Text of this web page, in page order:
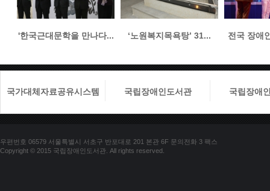
'한국근대문학을 만나다... ‘노원복지목욕탕’ 31... 전국 장애
국가대체자료공유시스템 국립장애인도서관 국립장애
우편번호 06579 서울특별시 서초구 반포대로 201 본관 6F 문의전화 3 팩스
Copyright © 2015 국립장애인도서관. All rights reserved.